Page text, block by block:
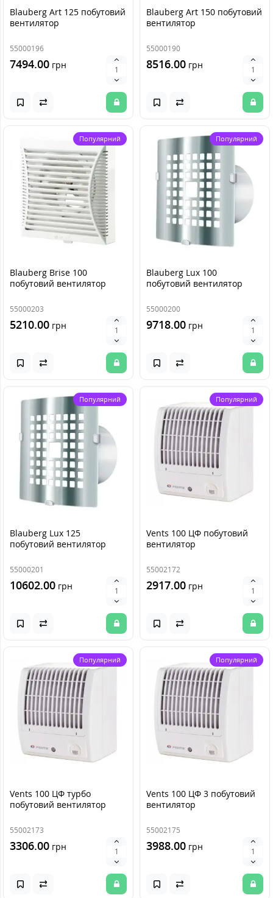
Blauberg Art 125 побутовий
вентилятор
55000196
7494.00 грн
Blauberg Art 150 побутовий
вентилятор
55000190
8516.00 грн
Популярний
Blauberg Brise 100
побутовий вентилятор
55000203
5210.00 грн
Популярний
Blauberg Lux 100
побутовий вентилятор
55000200
9718.00 грн
Популярний
Blauberg Lux 125
побутовий вентилятор
55000201
10602.00 грн
Популярний
Vents 100 ЦФ побутовий
вентилятор
55002172
2917.00 грн
Популярний
Vents 100 ЦФ турбо
побутовий вентилятор
55002173
3306.00 грн
Популярний
Vents 100 ЦФ 3 побутовий
вентилятор
55002175
3988.00 грн